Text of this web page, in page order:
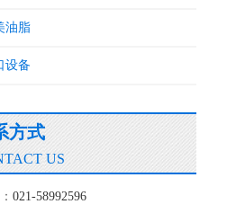
油脂
设备
方式
US
021-58992596